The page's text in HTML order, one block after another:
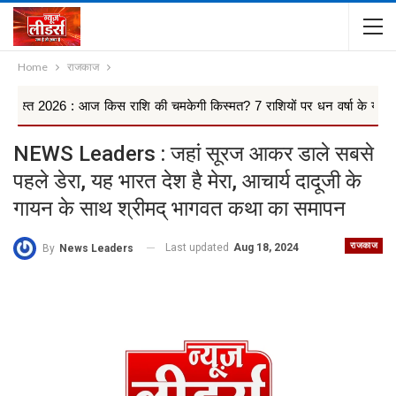
Home राजकाज
किस राशि की चमकेगी किस्मत? 7 राशियों पर धन वर्षा के योग, किन 4
NEWS Leaders : जहां सूरज आकर डाले सबसे
पहले डेरा, यह भारत देश है मेरा, आचार्य दादूजी के
गायन के साथ श्रीमद् भागवत कथा का समापन
राजकाज
By News Leaders Last updated Aug 18, 2024